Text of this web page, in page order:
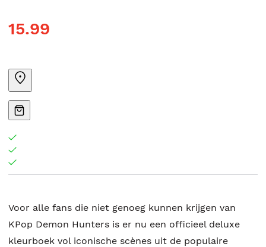
15.99
Voor alle fans die niet genoeg kunnen krijgen van
KPop Demon Hunters is er nu een officieel deluxe
kleurboek vol iconische scènes uit de populaire